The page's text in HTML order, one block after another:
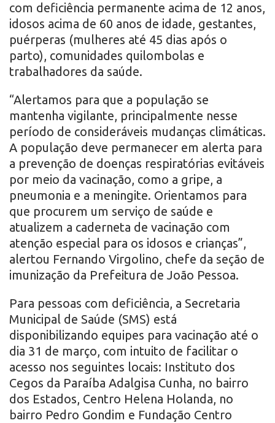
com deficiência permanente acima de 12 anos,
idosos acima de 60 anos de idade, gestantes,
puérperas (mulheres até 45 dias após o
parto), comunidades quilombolas e
trabalhadores da saúde.
“Alertamos para que a população se
mantenha vigilante, principalmente nesse
período de consideráveis mudanças climáticas.
A população deve permanecer em alerta para
a prevenção de doenças respiratórias evitáveis
por meio da vacinação, como a gripe, a
pneumonia e a meningite. Orientamos para
que procurem um serviço de saúde e
atualizem a caderneta de vacinação com
atenção especial para os idosos e crianças”,
alertou Fernando Virgolino, chefe da seção de
imunização da Prefeitura de João Pessoa.
Para pessoas com deficiência, a Secretaria
Municipal de Saúde (SMS) está
disponibilizando equipes para vacinação até o
dia 31 de março, com intuito de facilitar o
acesso nos seguintes locais: Instituto dos
Cegos da Paraíba Adalgisa Cunha, no bairro
dos Estados, Centro Helena Holanda, no
bairro Pedro Gondim e Fundação Centro